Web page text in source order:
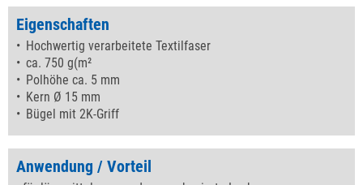
Eigenschaften
Hochwertig verarbeitete Textilfaser
ca. 750 g(m²
Polhöhe ca. 5 mm
Kern Ø 15 mm
Bügel mit 2K-Griff
Anwendung / Vorteil